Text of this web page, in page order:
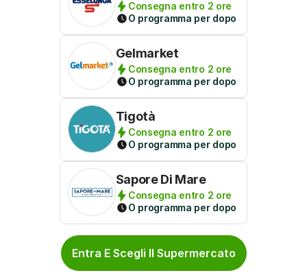
Consegna entro 2 ore
O programma per dopo
Gelmarket
Consegna entro 2 ore
O programma per dopo
Tigotà
Consegna entro 2 ore
O programma per dopo
Sapore Di Mare
Consegna entro 2 ore
O programma per dopo
Entra E Scegli Il Supermercato